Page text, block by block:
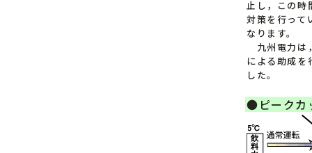
止し，この時
対策を行って
なります。
九州電力は
による助成
した。
●ピークカ